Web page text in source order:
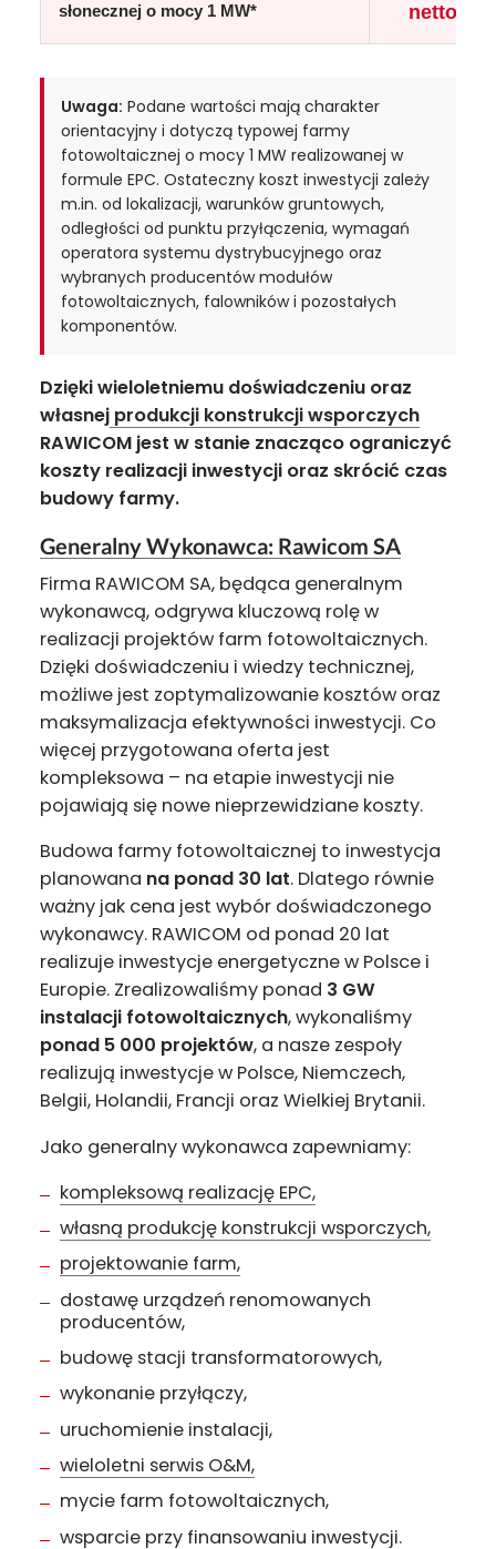
słonecznej o mocy 1 MW*
netto
Uwaga: Podane wartości mają charakter
orientacyjny i dotyczą typowej farmy
fotowoltaicznej o mocy 1 MW realizowanej w
formule EPC. Ostateczny koszt inwestycji zależy
m.in. od lokalizacji, warunków gruntowych,
odległości od punktu przyłączenia, wymagań
operatora systemu dystrybucyjnego oraz
wybranych producentów modułów
fotowoltaicznych, falowników i pozostałych
komponentów.
Dzięki wieloletniemu doświadczeniu oraz
własnej produkcji konstrukcji wsporczych
RAWICOM jest w stanie znacząco ograniczyć
koszty realizacji inwestycji oraz skrócić czas
budowy farmy.
Generalny Wykonawca: Rawicom SA
Firma RAWICOM SA, będąca generalnym
wykonawcą, odgrywa kluczową rolę w
realizacji projektów farm fotowoltaicznych.
Dzięki doświadczeniu i wiedzy technicznej,
możliwe jest zoptymalizowanie kosztów oraz
maksymalizacja efektywności inwestycji. Co
więcej przygotowana oferta jest
kompleksowa – na etapie inwestycji nie
pojawiają się nowe nieprzewidziane koszty.
Budowa farmy fotowoltaicznej to inwestycja
planowana na ponad 30 lat. Dlatego równie
ważny jak cena jest wybór doświadczonego
wykonawcy. RAWICOM od ponad 20 lat
realizuje inwestycje energetyczne w Polsce i
Europie. Zrealizowaliśmy ponad 3 GW
instalacji fotowoltaicznych, wykonaliśmy
ponad 5 000 projektów, a nasze zespoły
realizują inwestycje w Polsce, Niemczech,
Belgii, Holandii, Francji oraz Wielkiej Brytanii.
Jako generalny wykonawca zapewniamy:
kompleksową realizację EPC,
własną produkcję konstrukcji wsporczych,
projektowanie farm,
dostawę urządzeń renomowanych
producentów,
budowę stacji transformatorowych,
wykonanie przyłączy,
uruchomienie instalacji,
wieloletni serwis O&M,
mycie farm fotowoltaicznych,
wsparcie przy finansowaniu inwestycji.